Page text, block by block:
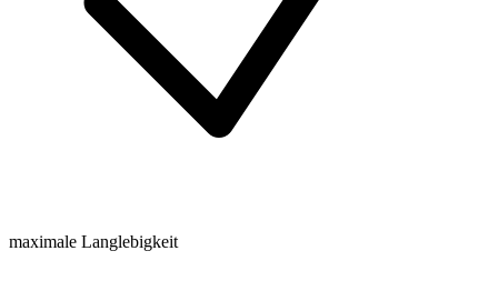
maximale Langlebigkeit